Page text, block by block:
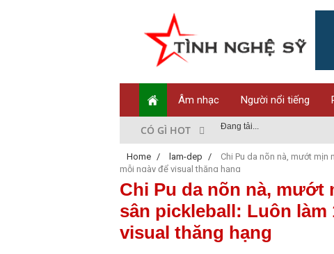
Âm nhạc Người nổi tiếng
CÓ GÌ HOT Đang tải...
Home / lam-dep /
Chi Pu da nõn nà, mướt
mỗi ngày để visual thăng hạng
Chi Pu da nõn nà, mướt
sân pickleball: Luôn làm
visual thăng hạng